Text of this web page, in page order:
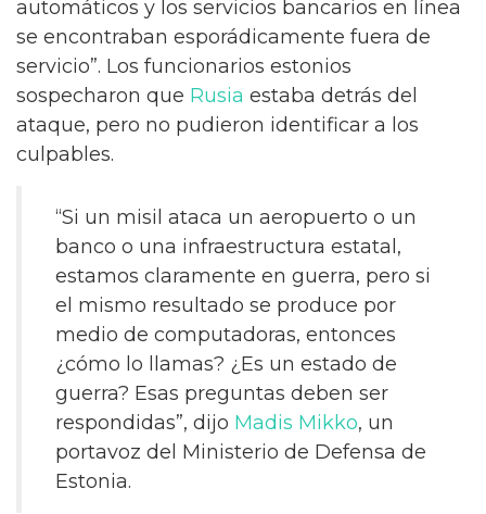
automáticos y los servicios bancarios en línea
se encontraban esporádicamente fuera de
servicio”. Los funcionarios estonios
sospecharon que Rusia estaba detrás del
ataque, pero no pudieron identificar a los
culpables.
“Si un misil ataca un aeropuerto o un
banco o una infraestructura estatal,
estamos claramente en guerra, pero si
el mismo resultado se produce por
medio de computadoras, entonces
¿cómo lo llamas? ¿Es un estado de
guerra? Esas preguntas deben ser
respondidas”, dijo Madis Mikko, un
portavoz del Ministerio de Defensa de
Estonia.